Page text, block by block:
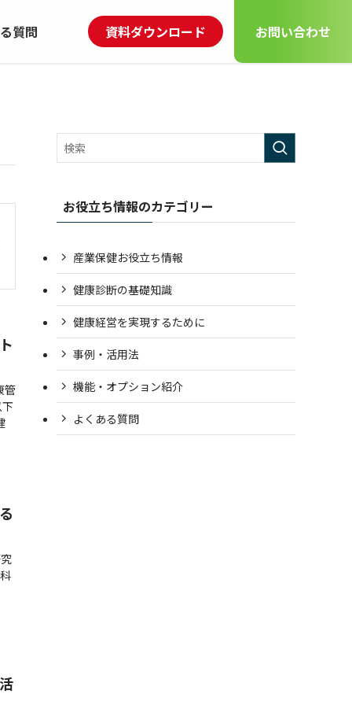
質問 資料ダウンロード お問い合わせ
管
お役立ち情報のカテゴリー
産業保健お役立ち情報
健康診断の基礎知識
健康経営を実現するために
事例・活用法
機能・オプション紹介
よくある質問